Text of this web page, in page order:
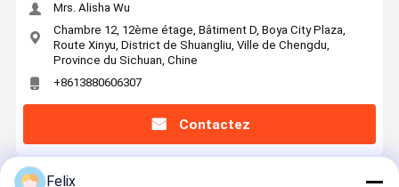
Mrs. Alisha Wu
Chambre 12, 12ème étage, Bâtiment D, Boya City Plaza,
Route Xinyu, District de Shuangliu, Ville de Chengdu,
Province du Sichuan, Chine
+8613880606307
Contactez
Felix